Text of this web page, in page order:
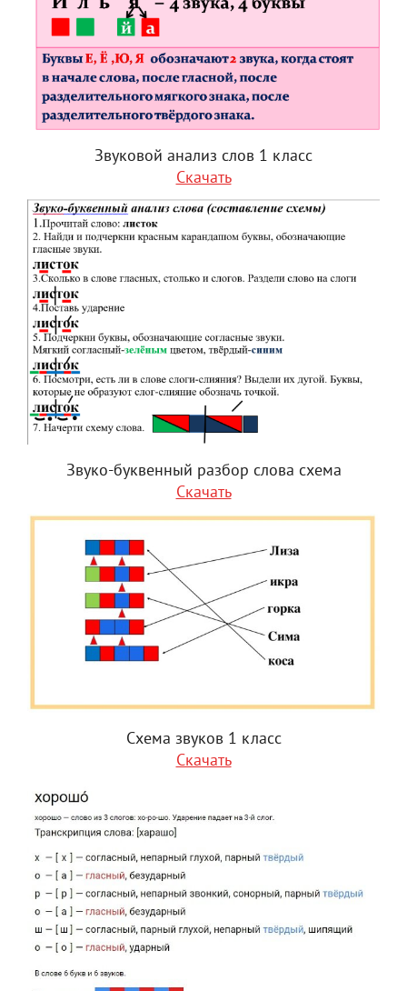
Звуковой анализ слов 1 класс
Скачать
Звуко-буквенный разбор слова схема
Скачать
Схема звуков 1 класс
Скачать